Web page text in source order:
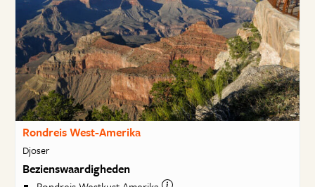
Rondreis West-Amerika
Djoser
Bezienswaardigheden